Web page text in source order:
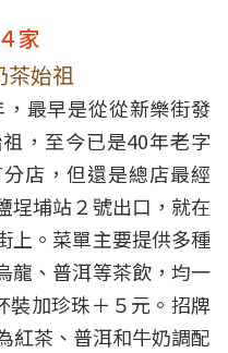
家
茶始祖
，最早是從從新樂街發
，至今已是40年老字
店，但還是總店最經
埕埔站２號出口，就在
上。菜單主要提供多種
龍、普洱等茶飲，均一
裝加珍珠＋５元。招牌
紅茶、普洱和牛奶調配